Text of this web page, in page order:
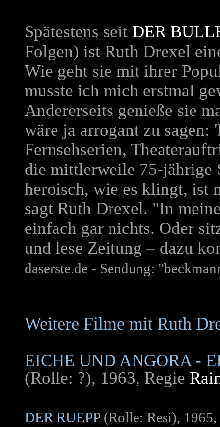
Spätestens seit DER
Folgen) ist Ruth Drexel
Wie geht sie mit ihrer
musste ich mich erstmal
Andererseits genieße sie
wäre ja arrogant zu
Fernsehserien,
die mittlerweile 75-jährige
heroisch, wie es klingt, ist
sagt Ruth Drexel. "In
einfach gar nichts. Oder
und lese Zeitung – dazu
daserste.de - Sendung:
Weitere Filme mit Ruth
EICHE UND ANGORA -
(Rolle: ?), 1963, Regie
DER RUEPP (Rolle: Resi),